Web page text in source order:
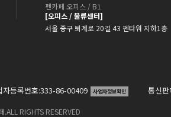
펜카페 오피스 / B1
[오피스 / 물류센터]
서울 중구 퇴계로 20길 43 펜타워 지하1층
자등록번호:333-86-00409 사업자정보확인 통신
.ALL RIGHTS RESERVED